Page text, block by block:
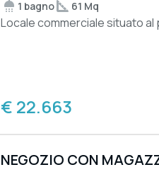
€ 22.663
1 bagno
61 Mq
Locale commerciale situato al
NEGOZIO CON